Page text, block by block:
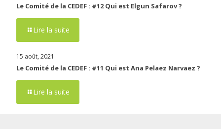
Le Comité de la CEDEF : #12 Qui est Elgun Safarov ?
Lire la suite
15 août, 2021
Le Comité de la CEDEF : #11 Qui est Ana Pelaez Narvaez ?
Lire la suite